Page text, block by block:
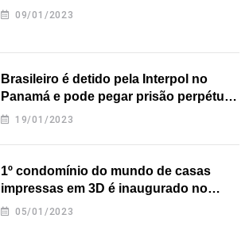
09/01/2023
Brasileiro é detido pela Interpol no
Panamá e pode pegar prisão perpétua
nos EUA
19/01/2023
1º condomínio do mundo de casas
impressas em 3D é inaugurado no
Texas
05/01/2023